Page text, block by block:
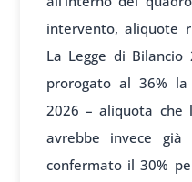
intervento, aliquote
La Legge di
prorogato al 36%
2026 – aliquota che
avrebbe invece
confermato il 30%